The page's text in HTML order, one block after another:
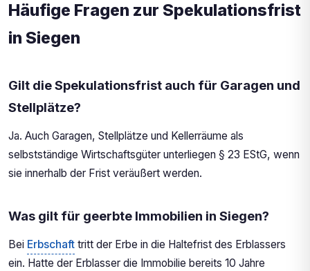
Häufige Fragen zur Spekulationsfrist
in Siegen
Gilt die Spekulationsfrist auch für Garagen und
Stellplätze?
Ja. Auch Garagen, Stellplätze und Kellerräume als
selbstständige Wirtschaftsgüter unterliegen § 23 EStG, wenn
sie innerhalb der Frist veräußert werden.
Was gilt für geerbte Immobilien in Siegen?
Bei Erbschaft tritt der Erbe in die Haltefrist des Erblassers
ein. Hatte der Erblasser die Immobilie bereits 10 Jahre